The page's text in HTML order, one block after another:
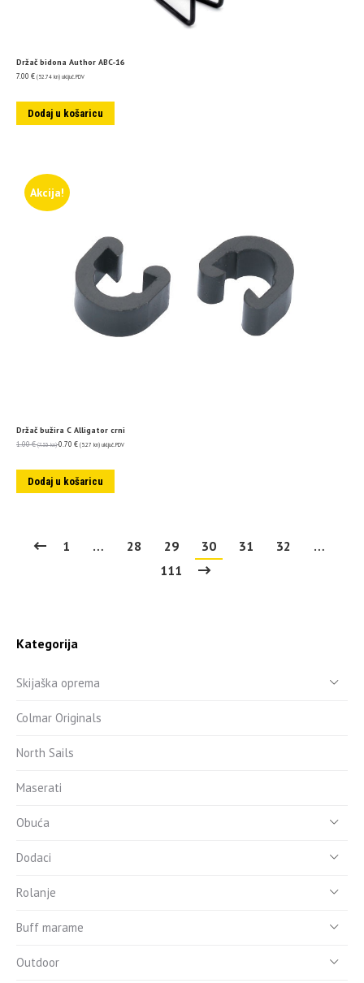
Držač bidona Author ABC-16
7.00 € (52.74 kn) uključ. PDV
Dodaj u košaricu
Akcija!
Držač bužira C Alligator crni
1.00€ (7.53 kn) 0.70 € (5.27 kn) uključ. PDV
Dodaj u košaricu
1 … 28 29 30 31 32
…
111
Kategorija
Skijaška oprema
Colmar Originals
North Sails
Maserati
Obuća
Dodaci
Rolanje
Buff marame
Outdoor